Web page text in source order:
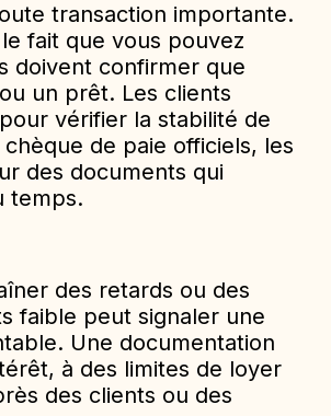
transaction importante.
fait que vous pouvez
doivent confirmer que
un prêt. Les clients
vérifier la stabilité de
de paie officiels, les
des documents qui
temps.
des retards ou des
faible peut signaler une
Une documentation
à des limites de loyer
des clients ou des